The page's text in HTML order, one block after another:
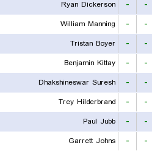
Ryan Dickerson - -
William Manning
- -
Tristan Boyer
- -
Benjamin Kittay
- -
Dhakshineswar Suresh
- -
Trey Hilderbrand
- -
Paul Jubb
- -
Garrett Johns
- -